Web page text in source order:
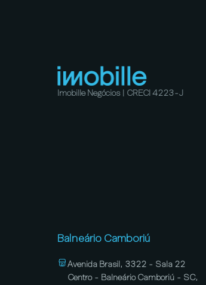
Imobille Negócios | CRECI 4223-J
Balneário Camboriú
Avenida Brasil, 3322 - Sala 22
Centro - Balneário Camboriú - SC,